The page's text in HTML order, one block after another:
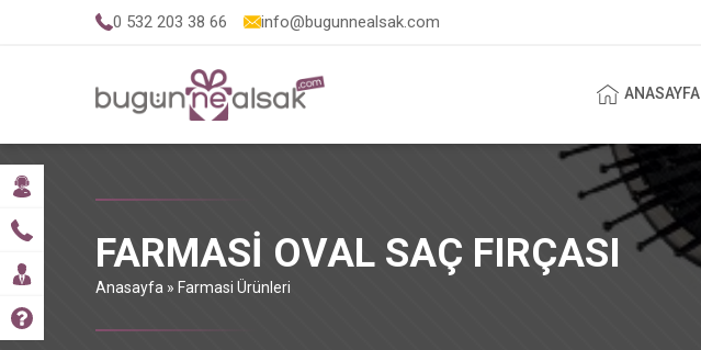
0 532 203 38 66 info@bugunnealsak.com
ANASAYFA
FARMASI OVAL SAÇ FIRÇASI
Anasayfa » Farmasi Ürünleri